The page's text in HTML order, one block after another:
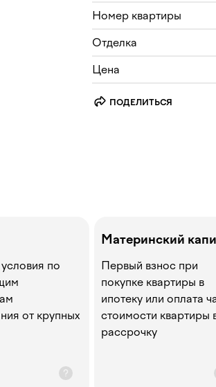
Номер квартиры
Отделка
Цена
ПОДЕЛИТЬСЯ
по
от крупных
Материнский
Первый взнос при
покупке квартиры в
ипотеку или оплата
стоимости квартиры
рассрочку